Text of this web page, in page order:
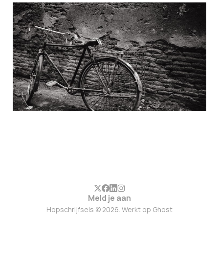
Een beetje weerstand
26 nov. 20256 min leestijd Members
Meld je aan
Hopschrijfsels © 2026. Werkt op Ghost